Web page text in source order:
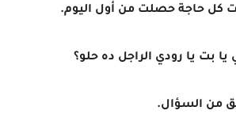
كل حاجة حصلت من أول اليوم.
بت يا رودي الراجل ده حلو؟
من السؤال.